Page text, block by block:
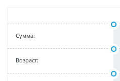
Cумма:
Возраст: